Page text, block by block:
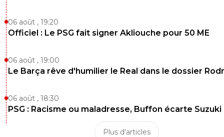
06 août , 19:20
Officiel : Le PSG fait signer Akliouche pour 50 ME
06 août , 19:00
Le Barça rêve d'humilier le Real dans le dossier
06 août , 18:30
PSG : Racisme ou maladresse, Buffon écarte Suzuki
Plus d'articles